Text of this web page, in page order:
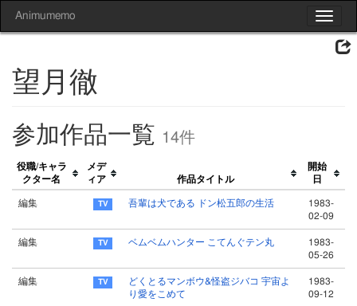
Toggle
Animumemo
望月徹
参加作品一覧 14件
役職/キャラ
クター名
メデ
ィア
作品タイトル
開始
日
編集 吾輩は犬である ドン松五郎の生活
1983-
02-09
編集 ベムベムハンター こてんぐテン丸
1983-
05-26
編集
どくとるマンボウ&怪盗ジバコ 宇宙よ
り愛をこめて
1983-
09-12